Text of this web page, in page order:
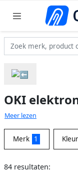
OKI
Meer lezen
Merk 1 Kleur
84 resultaten: